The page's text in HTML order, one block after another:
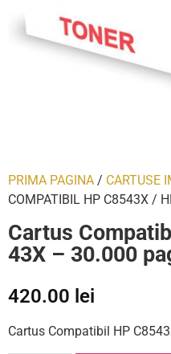
PRIMA PAGINA / CARTUSE
COMPATIBIL HP C8543X /
Cartus
43X – 30.000
420.00 lei
Cartus Compatibil HP